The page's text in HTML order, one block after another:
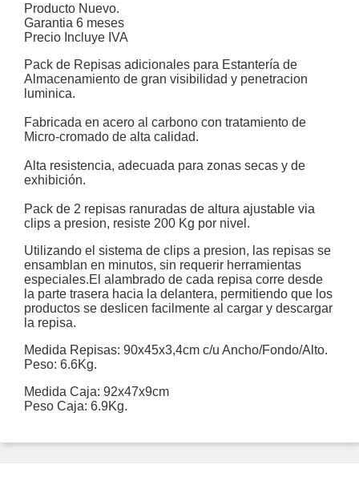
Producto Nuevo.
Garantia 6 meses
Precio Incluye IVA
Pack de Repisas adicionales para Estantería de
Almacenamiento de gran visibilidad y penetracion
luminica.
Fabricada en acero al carbono con tratamiento de
Micro-cromado de alta calidad.
Alta resistencia, adecuada para zonas secas y de
exhibición.
Pack de 2 repisas ranuradas de altura ajustable via
clips a presion, resiste 200 Kg por nivel.
Utilizando el sistema de clips a presion, las repisas se
ensamblan en minutos, sin requerir herramientas
especiales.El alambrado de cada repisa corre desde
la parte trasera hacia la delantera, permitiendo que los
productos se deslicen facilmente al cargar y descargar
la repisa.
Medida Repisas: 90x45x3,4cm c/u Ancho/Fondo/Alto.
Peso: 6.6Kg.
Medida Caja: 92x47x9cm
Peso Caja: 6.9Kg.